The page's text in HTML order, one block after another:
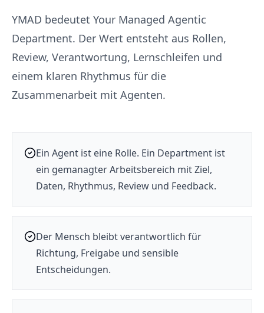
YMAD bedeutet Your Managed Agentic
Department. Der Wert entsteht aus Rollen,
Review, Verantwortung, Lernschleifen und
einem klaren Rhythmus für die
Zusammenarbeit mit Agenten.
Ein Agent ist eine Rolle. Ein Department ist
ein gemanagter Arbeitsbereich mit Ziel,
Daten, Rhythmus, Review und Feedback.
Der Mensch bleibt verantwortlich für
Richtung, Freigabe und sensible
Entscheidungen.